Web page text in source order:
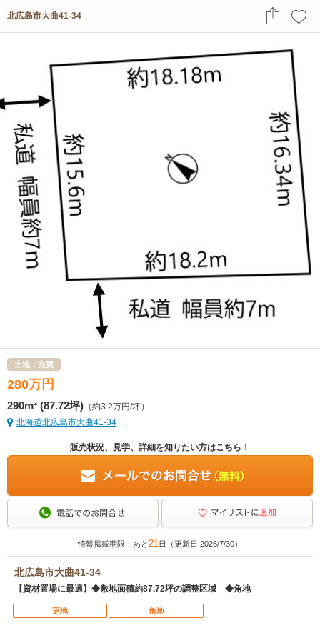
北広島市大曲41-34
土地｜売買
280万 円
290m² (87.72坪) （約3.2万円/坪）
北海道北広島市大曲41-34
販売状況、見学、詳細を知りたい方はこちら！
情報掲載期限：あと 21 日（更新日 2026/7/30）
北広島市大曲41-34
【資材置場に最適】◆敷地面積約87.72坪の調整区域 ◆角地
更地 角地